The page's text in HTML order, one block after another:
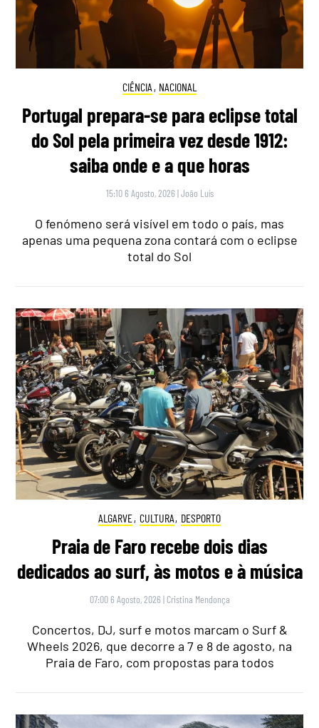
CIÊNCIA , NACIONAL
Portugal prepara-se para eclipse total
do Sol pela primeira vez desde 1912:
saiba onde e a que horas
15:10 6 Agosto, 2026 |João Luís
O fenómeno será visível em todo o país, mas
apenas uma pequena zona contará com o eclipse
total do Sol
ALGARVE, CULTURA, DESPORTO
Praia de Faro recebe dois dias
dedicados ao surf, às motos e à música
07:00 6 Agosto, 2026 | Cristina Mendonça
Concertos, DJ, surf e motos marcam o Surf &
Wheels 2026, que decorre a 7 e 8 de agosto, na
Praia de Faro, com propostas para todos